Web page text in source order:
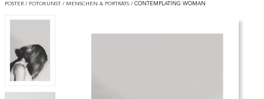
POSTER / FOTOKUNST / MENSCHEN & PORTRÄTS / CONTEMPLATING WOMAN